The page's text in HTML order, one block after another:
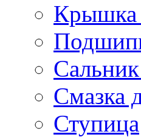
Крышка
Смазка
Ступица